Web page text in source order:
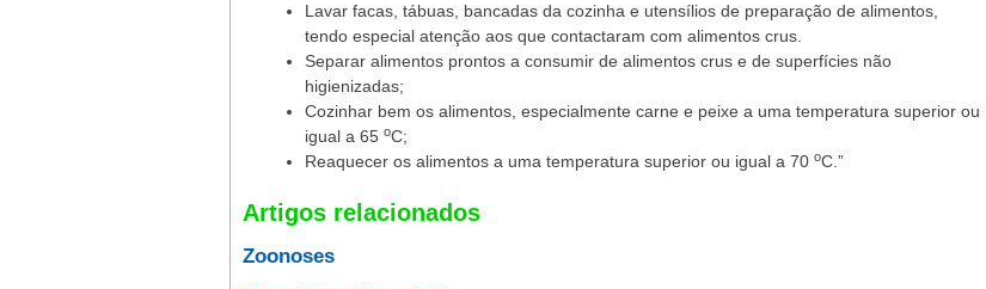
Lavar facas, tábuas, bancadas da cozinha e utensílios de preparação de alimentos,
tendo especial atenção aos que contactaram com alimentos crus.
Separar alimentos prontos a consumir de alimentos crus e de superfícies não
higienizadas;
Cozinhar bem os alimentos, especialmente carne e peixe a uma temperatura superior ou
igual a 65 oC;
Reaquecer os alimentos a uma temperatura superior ou igual a 70 oC.”
Artigos relacionados
Zoonoses